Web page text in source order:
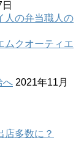
人の弁当職人の
ムクオーティエ
へ 2021年11月
店多数に？